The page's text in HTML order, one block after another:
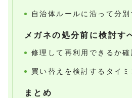
自治体ルールに沿って分別
メガネの処分前に検討す
修理して再利用できるか確
買い替えを検討するタイミ
まとめ